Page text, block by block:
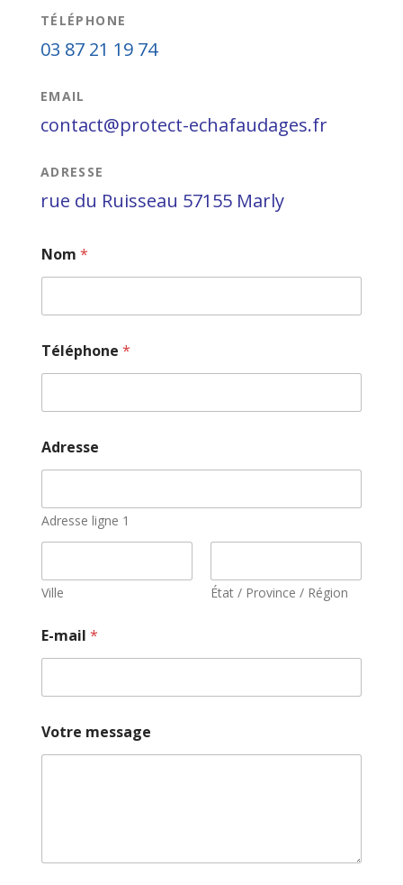
TÉLÉPHONE
03 87 21 19 74
EMAIL
contact@protect-echafaudages.fr
ADRESSE
rue du Ruisseau 57155 Marly
Nom *
Téléphone *
Adresse
Adresse ligne 1
Ville État / Province / Région
e
s
a
e
V
o
P
E-mail *
Votre message